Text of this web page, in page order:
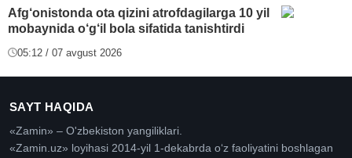
Afg‘onistonda ota qizini atrofdagilarga 10 yil
mobaynida o‘g‘il bola sifatida tanishtirdi
05:12 / 07 avgust 2026
SAYT HAQIDA
«Zamin» – O'zbekiston yangiliklari.
«Zamin.uz» loyihasi 2014-yil 1-dekabrda oʻz faoliyatini boshlagan